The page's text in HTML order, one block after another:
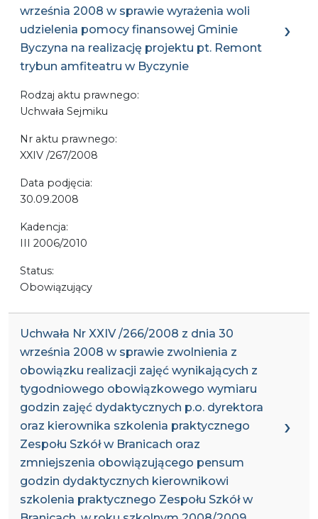
września 2008 w sprawie wyrażenia woli
udzielenia pomocy finansowej Gminie
Byczyna na realizację projektu pt. Remont
trybun amfiteatru w Byczynie
Rodzaj aktu prawnego:
Uchwała Sejmiku
Nr aktu prawnego:
XXIV /267/2008
Data podjęcia:
30.09.2008
Kadencja:
III 2006/2010
Status:
Obowiązujący
Uchwała Nr XXIV /266/2008 z dnia 30
września 2008 w sprawie zwolnienia z
obowiązku realizacji zajęć wynikających z
tygodniowego obowiązkowego wymiaru
godzin zajęć dydaktycznych p.o. dyrektora
oraz kierownika szkolenia praktycznego
Zespołu Szkół w Branicach oraz
zmniejszenia obowiązującego pensum
godzin dydaktycznych kierownikowi
szkolenia praktycznego Zespołu Szkół w